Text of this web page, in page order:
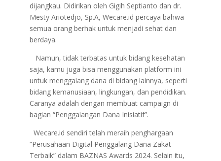
dijangkau. Didirikan oleh Gigih Septianto dan dr.
Mesty Ariotedjo, Sp.A, Wecare.id percaya bahwa
semua orang berhak untuk menjadi sehat dan
berdaya.
Namun, tidak terbatas untuk bidang kesehatan
saja, kamu juga bisa menggunakan platform ini
untuk menggalang dana di bidang lainnya, seperti
bidang kemanusiaan, lingkungan, dan pendidikan.
Caranya adalah dengan membuat campaign di
bagian “Penggalangan Dana Inisiatif”.
Wecare.id sendiri telah meraih penghargaan
“Perusahaan Digital Penggalang Dana Zakat
Terbaik” dalam BAZNAS Awards 2024. Selain itu,